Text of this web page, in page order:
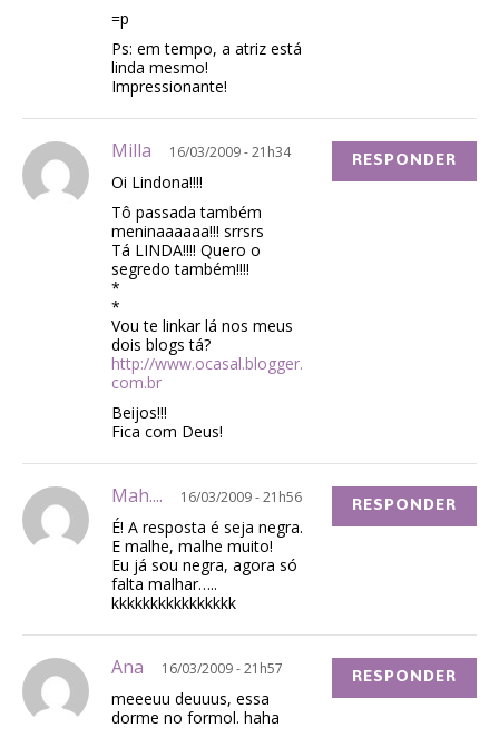
=p
Ps: em tempo, a atriz está
linda mesmo!
Impressionante!
Milla 16/03/2009 - 21h34
Oi Lindona!!!!
Tô passada também
meninaaaaaa!!! srrsrs
Tá LINDA!!!! Quero o
segredo também!!!!
*
*
Vou te linkar lá nos meus
dois blogs tá?
http://www.ocasal.blogger.
com.br
Beijos!!!
Fica com Deus!
RESPONDER
Mah.... 16/03/2009 - 21h56
É! A resposta é seja negra.
E malhe, malhe muito!
Eu já sou negra, agora só
falta malhar…..
kkkkkkkkkkkkkkkk
RESPONDER
Ana 16/03/2009 - 21h57
meeeuu deuuus, essa
dorme no formol. haha
RESPONDER